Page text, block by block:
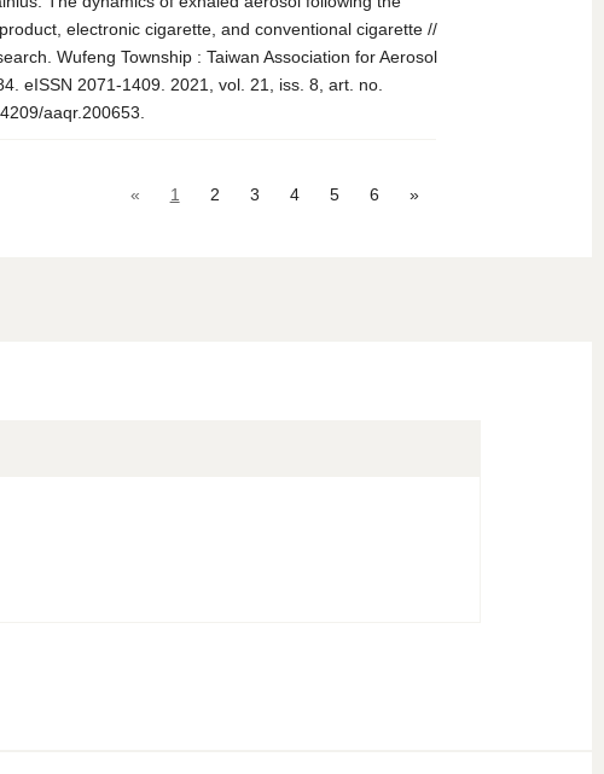
electronic cigarette, and conventional cigarette //
Wufeng Township : Taiwan Association for Aerosol
eISSN 2071-1409. 2021, vol. 21, iss. 8, art. no.
aaqr.200653.
« 1 2 3 4 5 6 »